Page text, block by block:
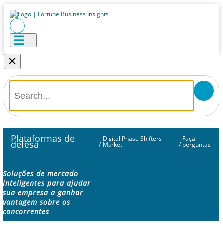
×
Plataformas de
defesa /
Digital Phase Shifters
Market /
Faça
perguntas
Soluções de mercado
inteligentes para ajudar
sua empresa a ganhar
vantagem sobre os
concorrentes